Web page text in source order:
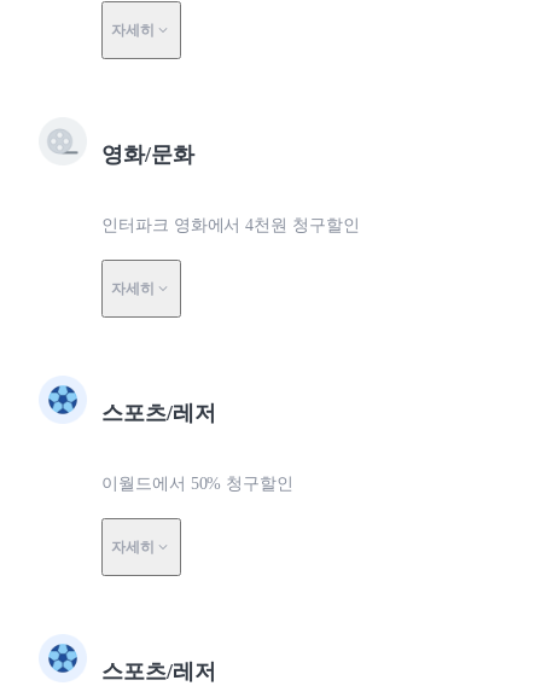
자세히
영화/문화
인터파크 영화에서 4천원 청구할인
자세히
스포츠/레저
이월드에서 50% 청구할인
자세히
스포츠/레저